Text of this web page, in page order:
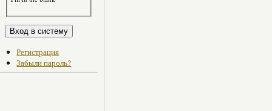
Регистрация
Забыли пароль?